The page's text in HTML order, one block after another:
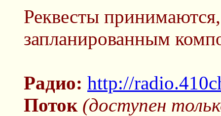
Реквесты
запланированным
Радио: http://
Поток (доступен